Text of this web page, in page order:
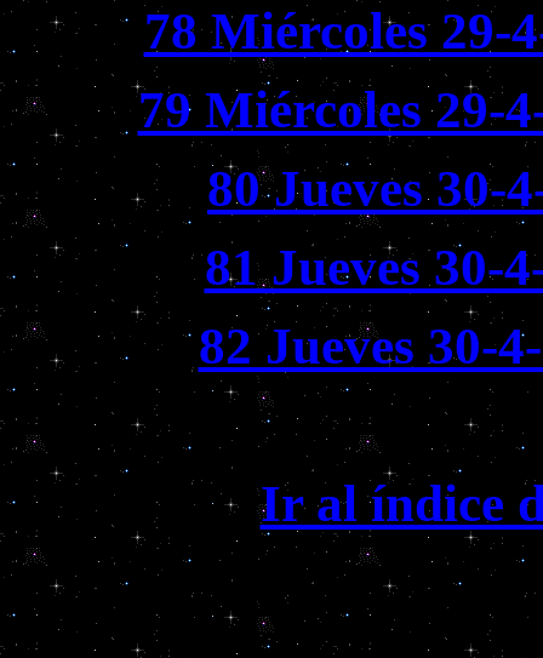
78 Miércoles 29-
79 Miércoles 29-
80 Jueves 30-
81 Jueves 30-
82 Jueves 30-
Ir al índice